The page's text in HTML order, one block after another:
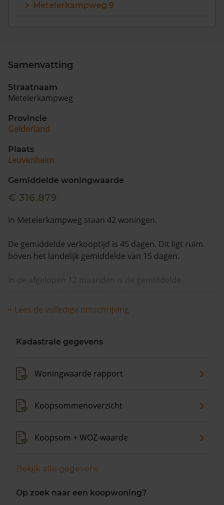
Metelerkampweg 9
Samenvatting
Straatnaam
Metelerkampweg
Provincie
Gelderland
Plaats
Leuvenheim
Gemiddelde woningwaarde
€ 316.879
In Metelerkampweg staan 42 woningen.
De gemiddelde verkooptijd is 45 dagen. Dit ligt ruim
boven het landelijk gemiddelde van 15 dagen.
In de afgelopen 12 maanden is de gemiddelde
+ Lees de volledige omschrijving
Kadastrale gegevens
Woningwaarde rapport
Koopsommenoverzicht
Koopsom + WOZ-waarde
Bekijk alle gegevens
Op zoek naar een koopwoning?